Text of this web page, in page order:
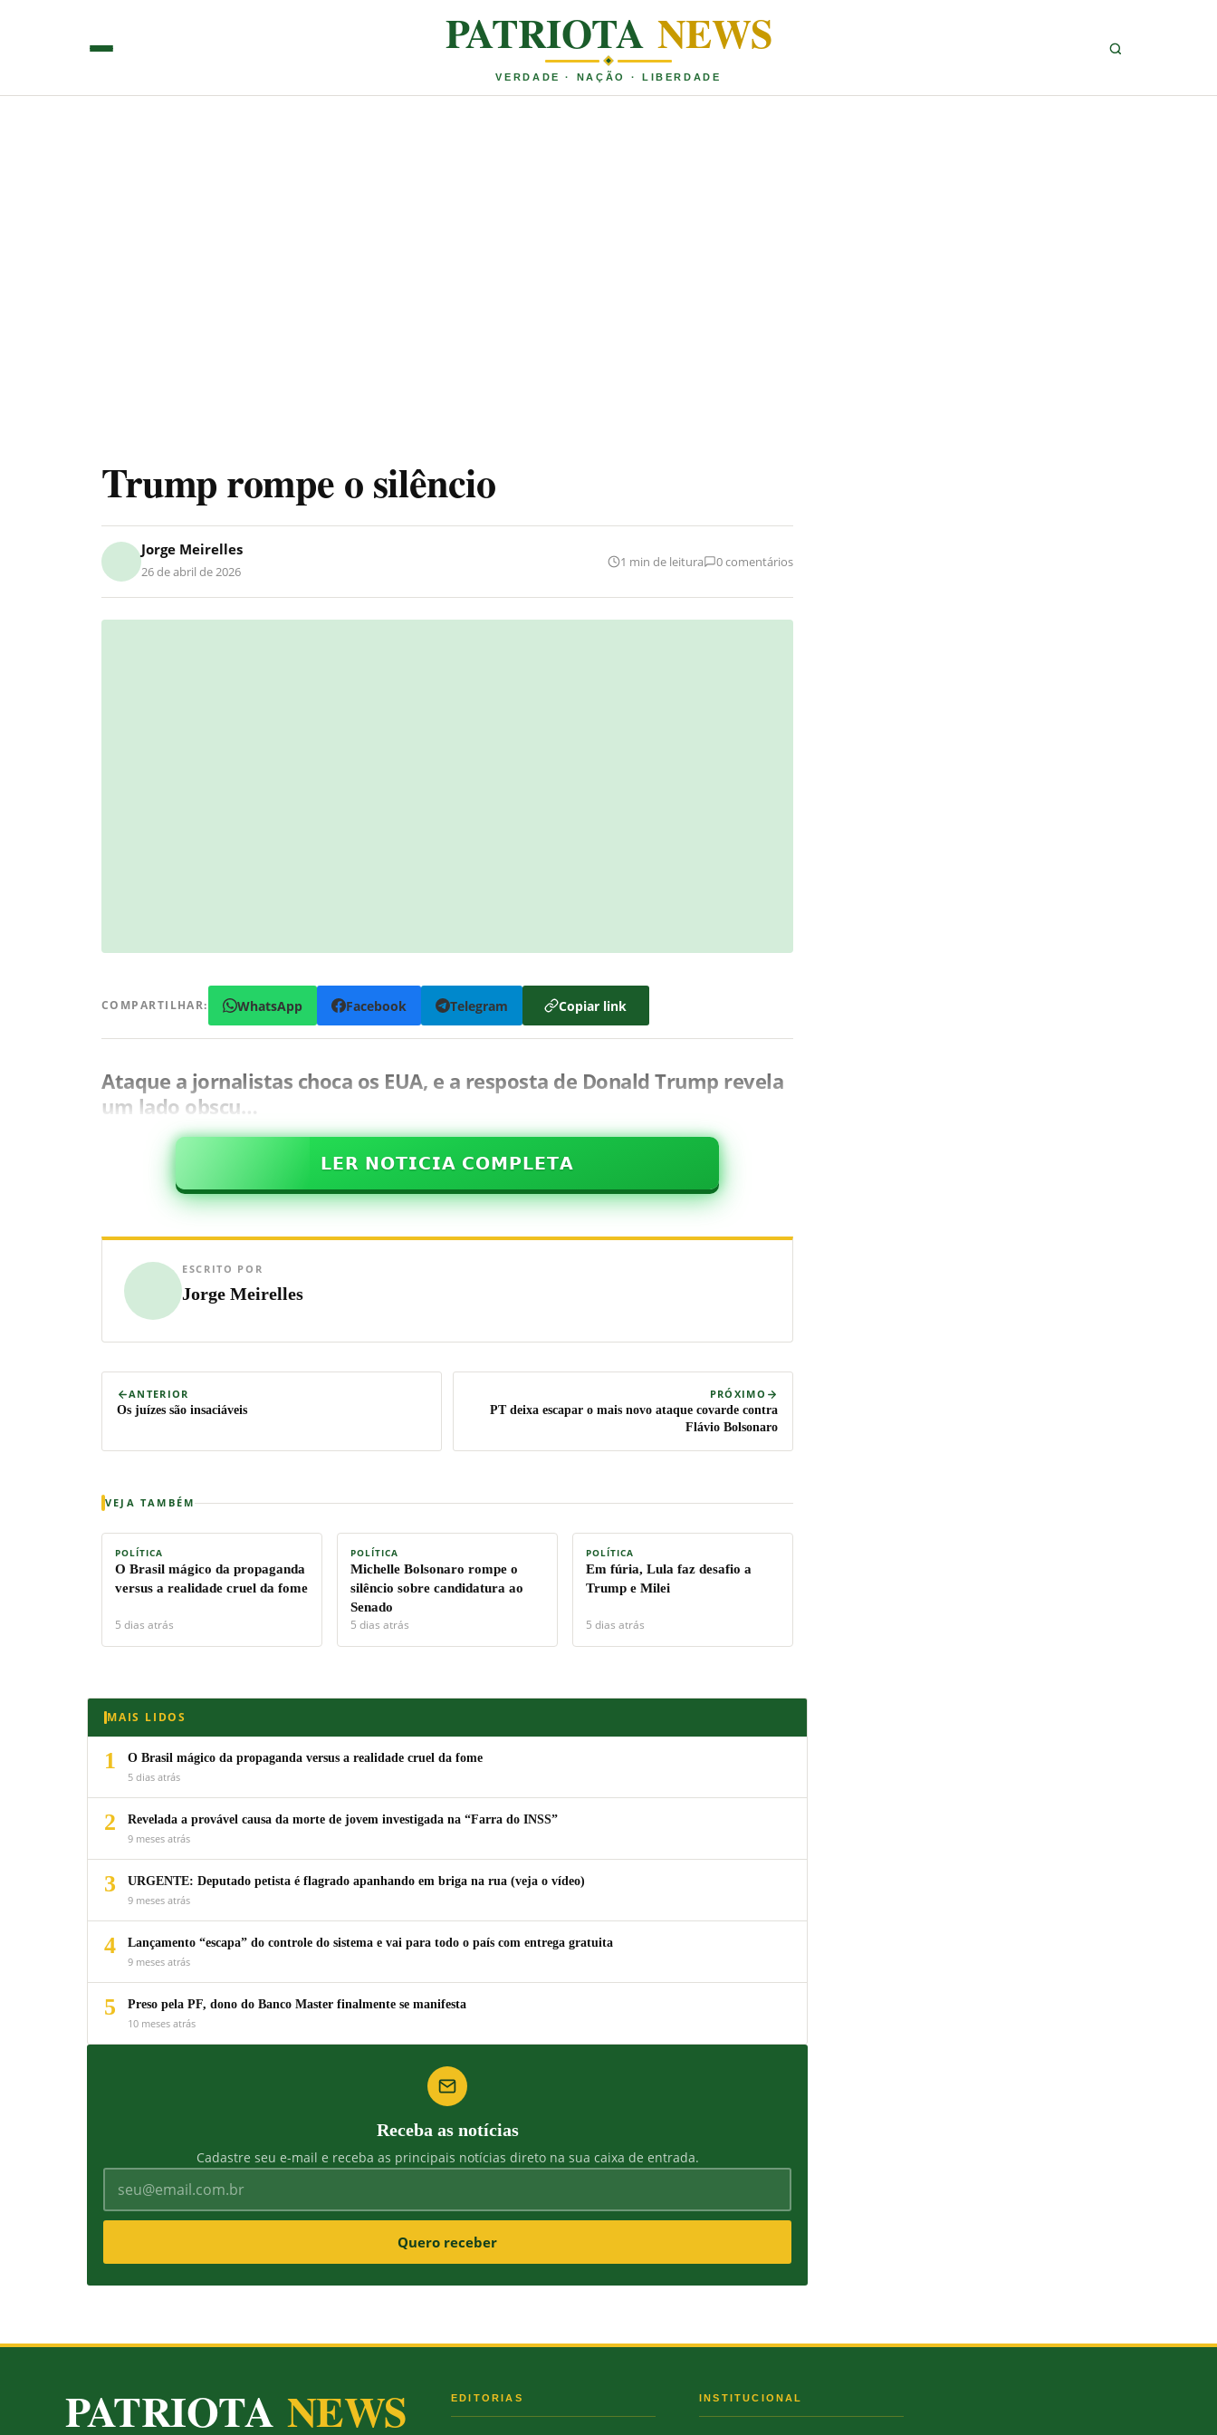
PATRIOTA NEWS
VERDADE · NAÇÃO · LIBERDADE
Trump rompe o silêncio
Jorge Meirelles
26 de abril de 2026
1 min de leitura 0 comentários
COMPARTILHAR: WhatsApp Facebook Telegram Copiar link
Ataque a jornalistas choca os EUA, e a resposta de Donald Trump revela
um lado obscu…
𝗟𝗘𝗥 𝗡𝗢𝗧𝗜𝗖𝗜𝗔 𝗖𝗢𝗠𝗣𝗟𝗘𝗧𝗔
ESCRITO POR
Jorge Meirelles
ANTERIOR
Os juízes são insaciáveis
PRÓXIMO
PT deixa escapar o mais novo ataque covarde contra
Flávio Bolsonaro
VEJA TAMBÉM
POLÍTICA
O Brasil mágico da propaganda
versus a realidade cruel da fome
5 dias atrás
POLÍTICA
Michelle Bolsonaro rompe o
silêncio sobre candidatura ao
Senado
5 dias atrás
POLÍTICA
Em fúria, Lula faz desafio a
Trump e Milei
5 dias atrás
MAIS LIDOS
1
O Brasil mágico da propaganda versus a realidade cruel da fome
5 dias atrás
2
Revelada a provável causa da morte de jovem investigada na “Farra do INSS”
9 meses atrás
3
URGENTE: Deputado petista é flagrado apanhando em briga na rua (veja o vídeo)
9 meses atrás
4
Lançamento “escapa” do controle do sistema e vai para todo o país com entrega gratuita
9 meses atrás
5
Preso pela PF, dono do Banco Master finalmente se manifesta
10 meses atrás
Receba as notícias
Cadastre seu e-mail e receba as principais notícias direto na sua caixa de entrada.
Quero receber
PATRIOTA NEWS EDITORIAS INSTITUCIONAL